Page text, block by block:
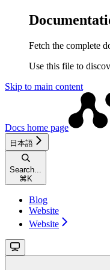
Fetch the complete
Use this file to
Skip to main content
Docs home page
日本語
Search...
⌘ K
Blog
Website
Website